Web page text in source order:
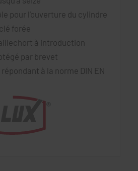
pour l’ouverture du cylindre
forée
à introduction
par brevet
répondant à la norme DIN EN